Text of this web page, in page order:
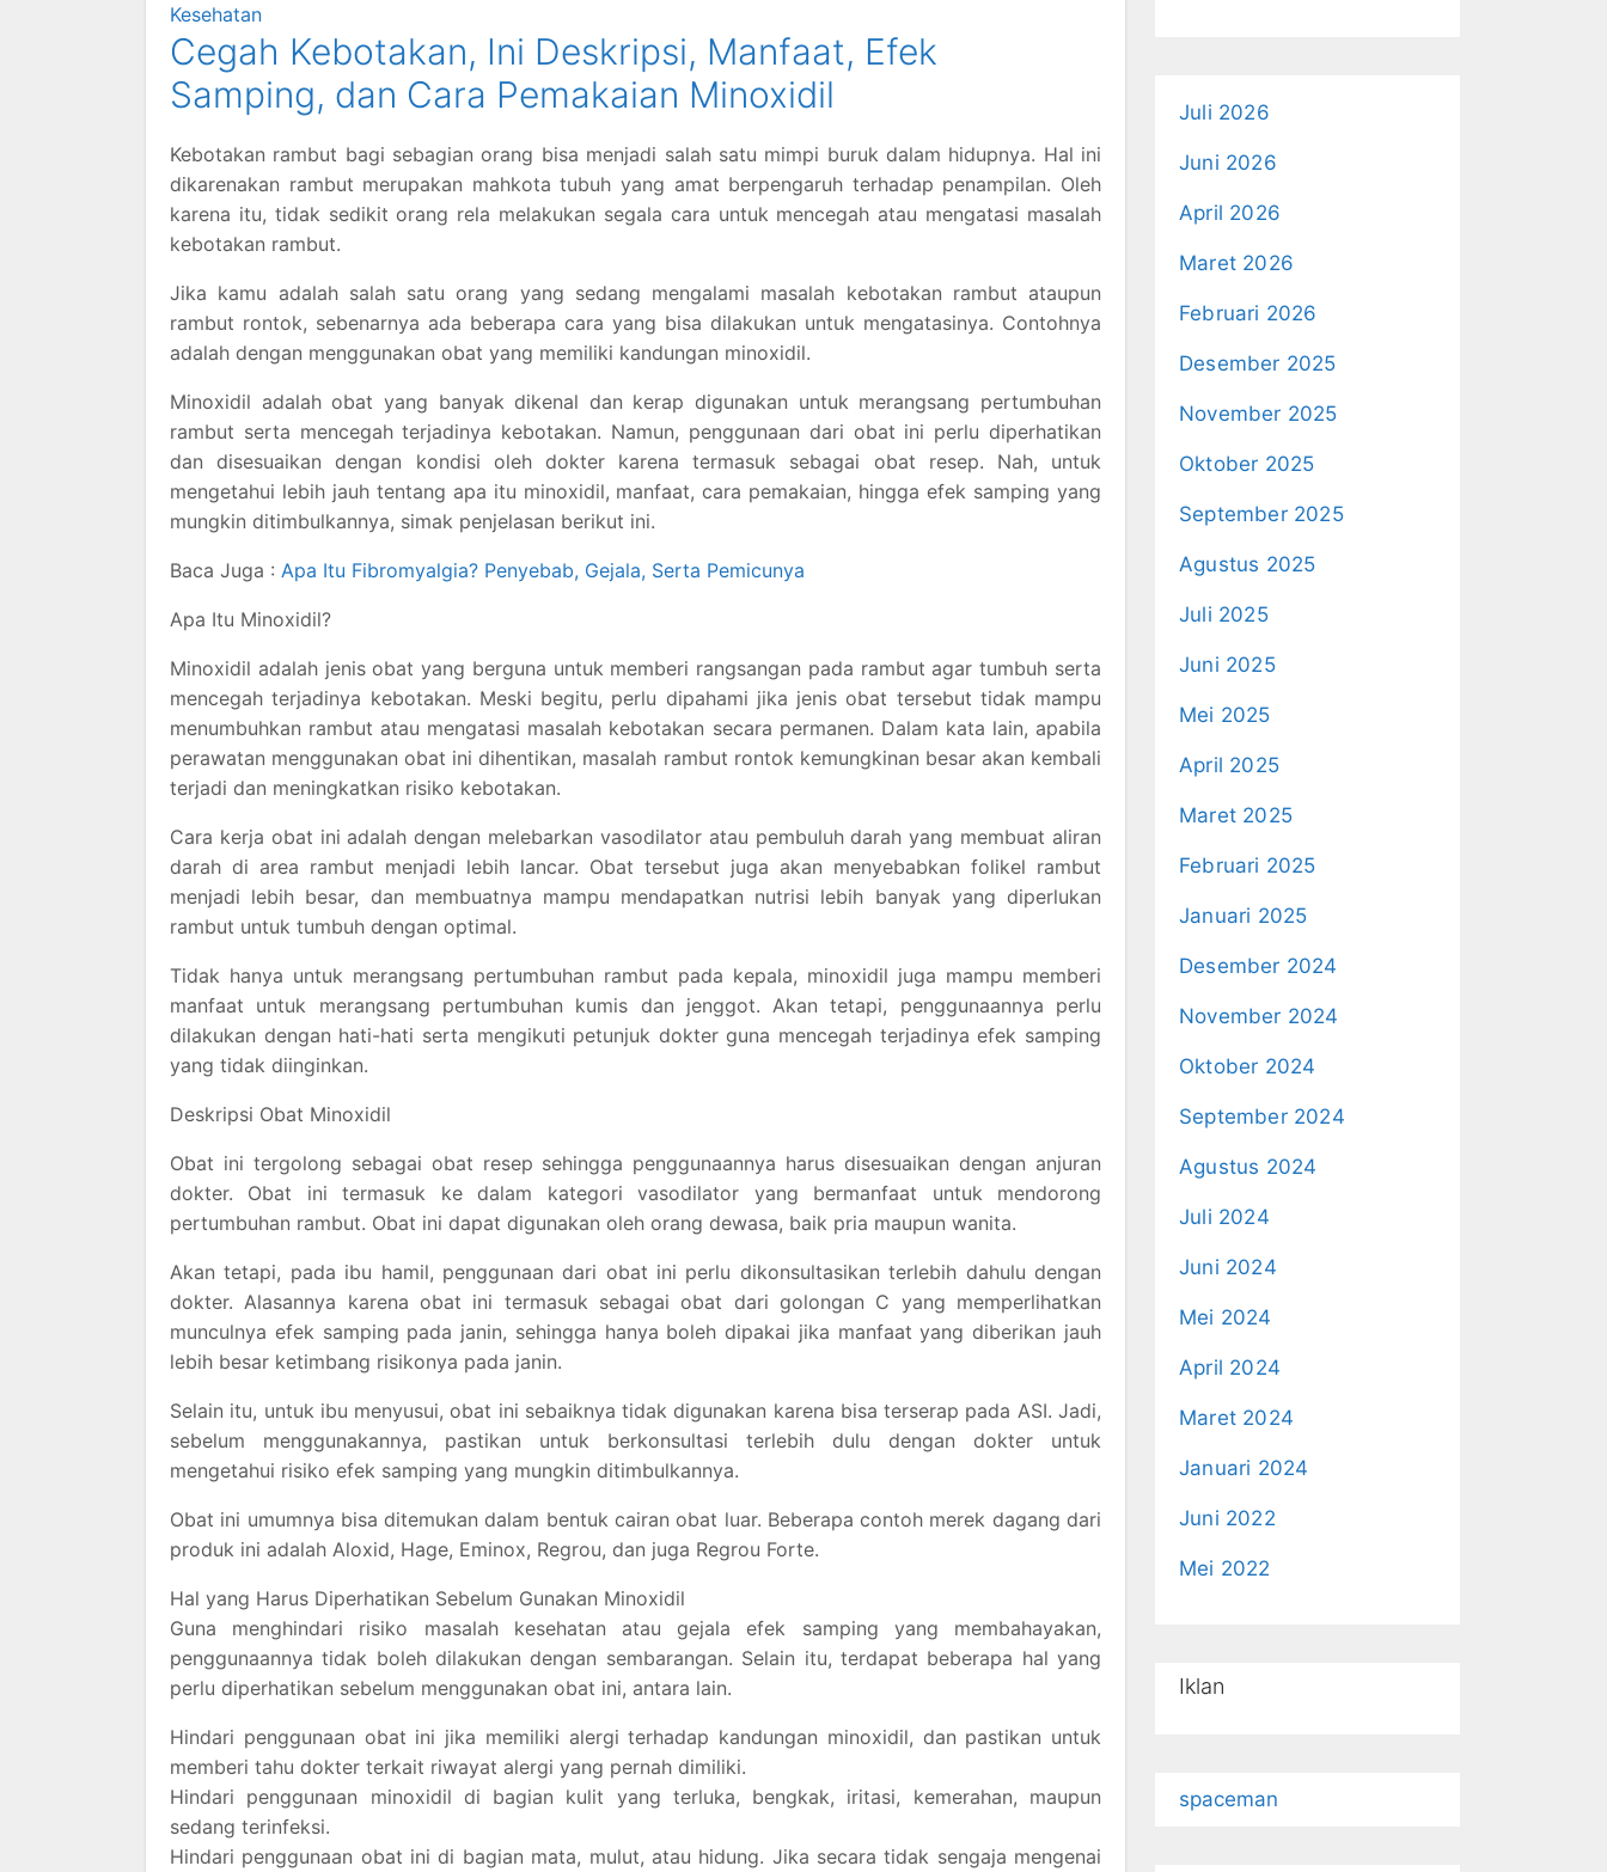
Kesehatan
Cegah Kebotakan, Ini Deskripsi, Manfaat, Efek
Samping, dan Cara Pemakaian Minoxidil
Kebotakan rambut bagi sebagian orang bisa menjadi salah satu mimpi buruk dalam hidupnya. Hal ini
dikarenakan rambut merupakan mahkota tubuh yang amat berpengaruh terhadap penampilan. Oleh
karena itu, tidak sedikit orang rela melakukan segala cara untuk mencegah atau mengatasi masalah
kebotakan rambut.
Jika kamu adalah salah satu orang yang sedang mengalami masalah kebotakan rambut ataupun
rambut rontok, sebenarnya ada beberapa cara yang bisa dilakukan untuk mengatasinya. Contohnya
adalah dengan menggunakan obat yang memiliki kandungan minoxidil.
Minoxidil adalah obat yang banyak dikenal dan kerap digunakan untuk merangsang pertumbuhan
rambut serta mencegah terjadinya kebotakan. Namun, penggunaan dari obat ini perlu diperhatikan
dan disesuaikan dengan kondisi oleh dokter karena termasuk sebagai obat resep. Nah, untuk
mengetahui lebih jauh tentang apa itu minoxidil, manfaat, cara pemakaian, hingga efek samping yang
mungkin ditimbulkannya, simak penjelasan berikut ini.
Baca Juga : Apa Itu Fibromyalgia? Penyebab, Gejala, Serta Pemicunya
Apa Itu Minoxidil?
Minoxidil adalah jenis obat yang berguna untuk memberi rangsangan pada rambut agar tumbuh serta
mencegah terjadinya kebotakan. Meski begitu, perlu dipahami jika jenis obat tersebut tidak mampu
menumbuhkan rambut atau mengatasi masalah kebotakan secara permanen. Dalam kata lain, apabila
perawatan menggunakan obat ini dihentikan, masalah rambut rontok kemungkinan besar akan kembali
terjadi dan meningkatkan risiko kebotakan.
Cara kerja obat ini adalah dengan melebarkan vasodilator atau pembuluh darah yang membuat aliran
darah di area rambut menjadi lebih lancar. Obat tersebut juga akan menyebabkan folikel rambut
menjadi lebih besar, dan membuatnya mampu mendapatkan nutrisi lebih banyak yang diperlukan
rambut untuk tumbuh dengan optimal.
Tidak hanya untuk merangsang pertumbuhan rambut pada kepala, minoxidil juga mampu memberi
manfaat untuk merangsang pertumbuhan kumis dan jenggot. Akan tetapi, penggunaannya perlu
dilakukan dengan hati-hati serta mengikuti petunjuk dokter guna mencegah terjadinya efek samping
yang tidak diinginkan.
Deskripsi Obat Minoxidil
Obat ini tergolong sebagai obat resep sehingga penggunaannya harus disesuaikan dengan anjuran
dokter. Obat ini termasuk ke dalam kategori vasodilator yang bermanfaat untuk mendorong
pertumbuhan rambut. Obat ini dapat digunakan oleh orang dewasa, baik pria maupun wanita.
Akan tetapi, pada ibu hamil, penggunaan dari obat ini perlu dikonsultasikan terlebih dahulu dengan
dokter. Alasannya karena obat ini termasuk sebagai obat dari golongan C yang memperlihatkan
munculnya efek samping pada janin, sehingga hanya boleh dipakai jika manfaat yang diberikan jauh
lebih besar ketimbang risikonya pada janin.
Selain itu, untuk ibu menyusui, obat ini sebaiknya tidak digunakan karena bisa terserap pada ASI. Jadi,
sebelum menggunakannya, pastikan untuk berkonsultasi terlebih dulu dengan dokter untuk
mengetahui risiko efek samping yang mungkin ditimbulkannya.
Obat ini umumnya bisa ditemukan dalam bentuk cairan obat luar. Beberapa contoh merek dagang dari
produk ini adalah Aloxid, Hage, Eminox, Regrou, dan juga Regrou Forte.
Hal yang Harus Diperhatikan Sebelum Gunakan Minoxidil
Guna menghindari risiko masalah kesehatan atau gejala efek samping yang membahayakan,
penggunaannya tidak boleh dilakukan dengan sembarangan. Selain itu, terdapat beberapa hal yang
perlu diperhatikan sebelum menggunakan obat ini, antara lain.
Hindari penggunaan obat ini jika memiliki alergi terhadap kandungan minoxidil, dan pastikan untuk
memberi tahu dokter terkait riwayat alergi yang pernah dimiliki.
Hindari penggunaan minoxidil di bagian kulit yang terluka, bengkak, iritasi, kemerahan, maupun
sedang terinfeksi.
Hindari penggunaan obat ini di bagian mata, mulut, atau hidung. Jika secara tidak sengaja mengenai
Juli 2026
Juni 2026
April 2026
Maret 2026
Februari 2026
Desember 2025
November 2025
Oktober 2025
September 2025
Agustus 2025
Juli 2025
Juni 2025
Mei 2025
April 2025
Maret 2025
Februari 2025
Januari 2025
Desember 2024
November 2024
Oktober 2024
September 2024
Agustus 2024
Juli 2024
Juni 2024
Mei 2024
April 2024
Maret 2024
Januari 2024
Juni 2022
Mei 2022
Iklan
spaceman